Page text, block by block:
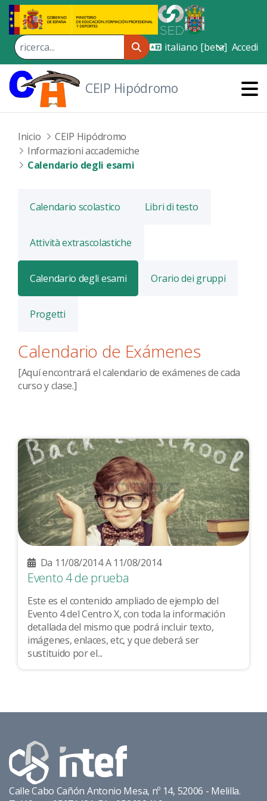
Skip to Main Content
Accedi
CEIP Hipódromo
Inicio
CEIP Hipódromo
Informazioni accademiche
Calendario degli esami
Calendario scolastico Libri di testo
Attività extrascolastiche
Calendario degli esami Orario dei gruppi
Progetti
Calendario de Exámenes
[Aquí encontrará el calendario de exámenes de cada
curso y clase.]
Da 11/08/2014 A 11/08/2014
Evento 4 de prueba
Este es el contenido ampliado de ejemplo del
Evento 4 del Centro X, con toda la información
detallada del mismo que podrá incluir texto,
imágenes, enlaces, etc, y que deberá ser
sustituido por el...
Calle Cabo Cañón Antonio Mesa, nº 14, 52006 - Melilla.